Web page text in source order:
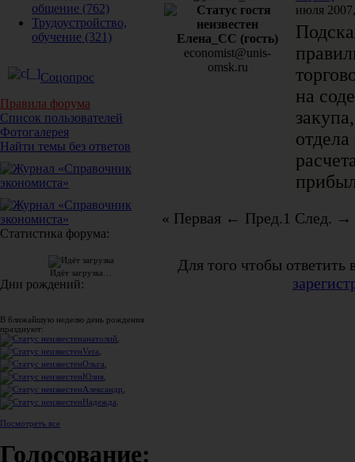
общение (762)
Трудоустройство,
обучение (321)
Соцопрос
Правила форума
Список пользователей
Фотогалерея
Найти темы без ответов
Статистика форума:
Идёт загрузка…
Дни рождений:
В ближайшую неделю день рождения
празднуют:
анатолий
Vera
Ольга
Юлия
Александр
Надежда
Посмотреть все
Голосование:
Елена_СС (гость)
economist@unis-
omsk.ru
июля
на
« Первая ← Пред.1 След. →
Для того чтобы